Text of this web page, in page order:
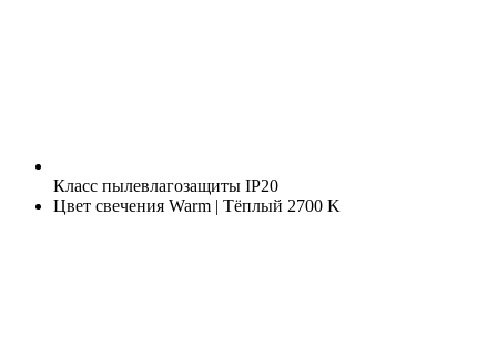
Класс пылевлагозащиты IP20
Цвет свечения Warm | Тёплый 2700 K